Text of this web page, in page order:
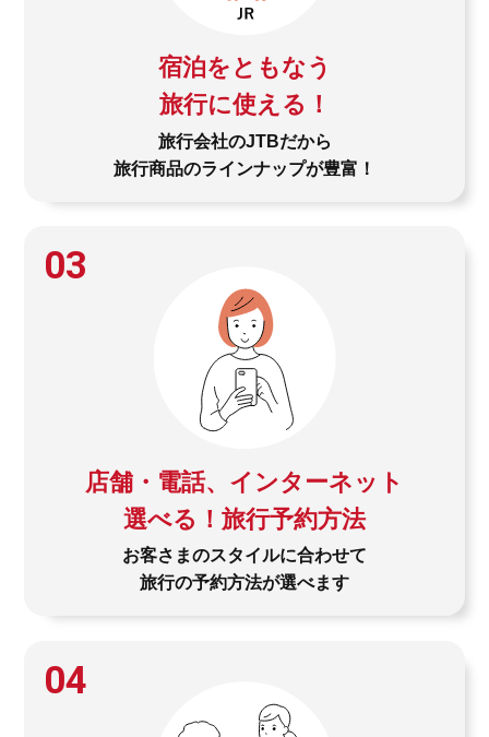
宿泊をともなう
旅行に使える！
旅行会社のJTBだから
旅行商品のラインナップが豊富！
03
店舗・電話、インターネット
選べる！旅行予約方法
お客さまのスタイルに合わせて
旅行の予約方法が選べます
04